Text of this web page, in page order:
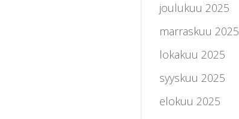
joulukuu 2025
marraskuu 2025
lokakuu 2025
syyskuu 2025
elokuu 2025